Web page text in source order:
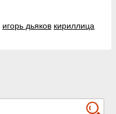
игорь дьяков кириллица